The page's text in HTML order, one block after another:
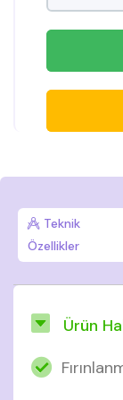
Teknik
Özellikler
Ürün